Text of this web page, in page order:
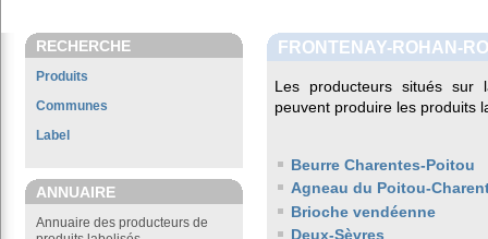
RECHERCHE
Produits
Communes
Label
ANNUAIRE
Annuaire des producteurs de
FRONTENAY-ROHAN-
Les producteurs situés sur
peuvent produire les produits
Beurre Charentes-Poitou
Agneau du Poitou-
Brioche vendéenne
Deux-Sèvres